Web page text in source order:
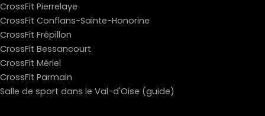
CrossFit Pierrelaye
CrossFit Conflans-Sainte-Honorine
CrossFit Frépillon
CrossFit Bessancourt
CrossFit Mériel
CrossFit Parmain
Salle de sport dans le Val-d'Oise (guide)